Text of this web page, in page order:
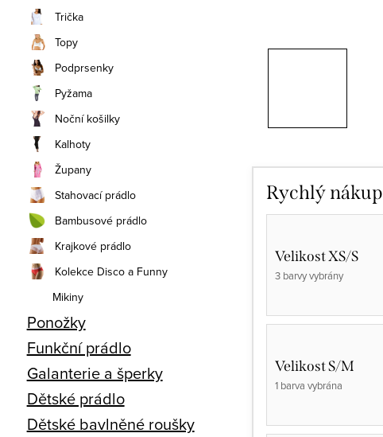
Trička
Topy
Podprsenky
Pyžama
Noční košilky
Kalhoty
Župany
Stahovací prádlo
Bambusové prádlo
Krajkové prádlo
Kolekce Disco a Funny
Mikiny
Ponožky
Funkční prádlo
Galanterie a šperky
Dětské prádlo
Dětské bavlněné roušky
Rychlý nákup
Velikost XS/S
3 barvy vybrány
Velikost S/M
1 barva vybrána